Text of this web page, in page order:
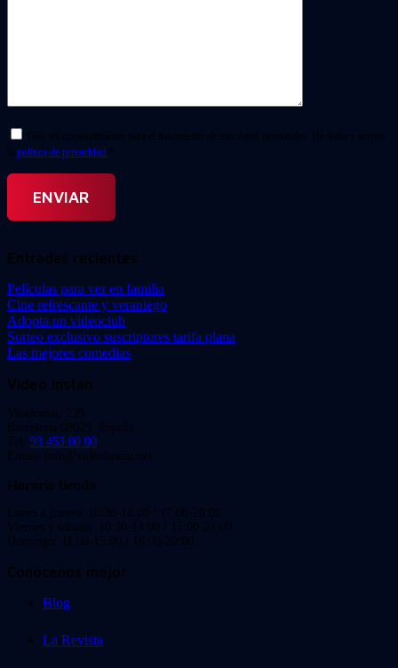
Doy mi consentimiento para el tratamiento de mis datos personales. He leído y acepto
la política de privacidad. *
Entradas recientes
Películas para ver en familia
Cine refrescante y veraniego
Adopta un videoclub
Sorteo exclusivo suscriptores tarifa plana
Las mejores comedias
Video Instan
Viladomat, 239
Barcelona 08029. España.
Tel: 93 453 00 00
Email: info@videoinstan.net
Horario tienda
Lunes a jueves: 10:30-14:00 / 17:00-20:00
Viernes y sábado: 10:30-14:00 / 17:00-21:00
Domingo: 11:00-15:00 / 16:00-20:00
Conócenos mejor
Blog
La Revista